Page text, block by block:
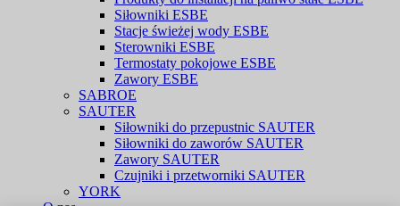
Siłowniki ESBE
Stacje świeżej wody ESBE
Sterowniki ESBE
Termostaty pokojowe ESBE
Zawory ESBE
SABROE
SAUTER
Siłowniki do przepustnic SAUTER
Siłowniki do zaworów SAUTER
Zawory SAUTER
Czujniki i przetworniki SAUTER
YORK